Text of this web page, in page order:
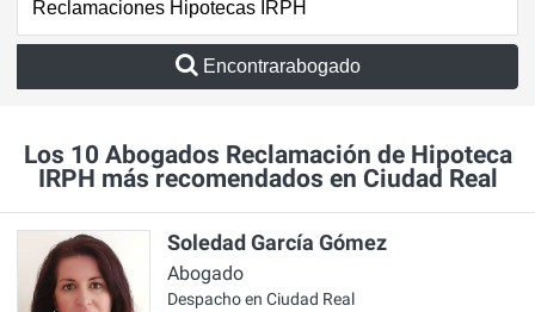
Encontrarabogado
Los 10 Abogados Reclamación de Hipoteca
IRPH más recomendados en Ciudad Real
Soledad García Gómez
Abogado
Despacho en Ciudad Real